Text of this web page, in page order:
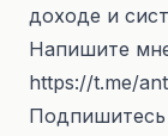
доходе и
Напишите
https://t.me/
Подпишитесь